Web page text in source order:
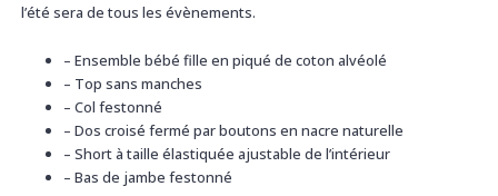
l’été sera de tous les évènements.
– Ensemble bébé fille en piqué de coton alvéolé
– Top sans manches
– Col festonné
– Dos croisé fermé par boutons en nacre naturelle
– Short à taille élastiquée ajustable de l’intérieur
– Bas de jambe festonné